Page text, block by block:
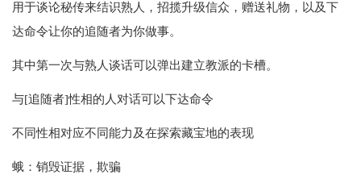
用于谈论秘传来结识熟人，招揽升级信众，赠送礼物，以及下
达命令让你的追随者为你做事。
其中第一次与熟人谈话可以弹出建立教派的卡槽。
与[追随者]性相的人对话可以下达命令
不同性相对应不同能力及在探索藏宝地的表现
蛾：销毁证据，欺骗